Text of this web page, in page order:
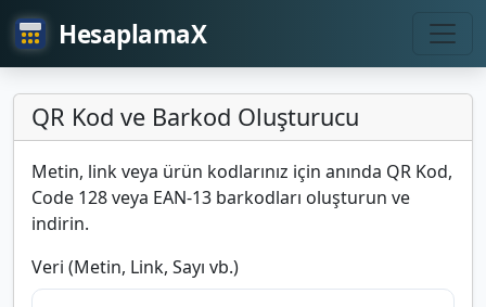
HesaplamaX
QR Kod ve Barkod Oluşturucu
Metin, link veya ürün kodlarınız için anında QR Kod,
Code 128 veya EAN-13 barkodları oluşturun ve
indirin.
Veri (Metin, Link, Sayı vb.)